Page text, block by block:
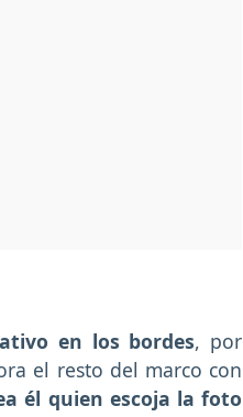
en los bordes, por
el resto del marco con
él quien escoja la foto